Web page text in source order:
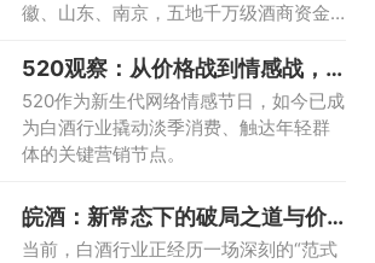
徽、山东、南京，五地千万级酒商资金
520观察：从价格战到情感战，
白酒正在重
520作为新生代网络情感节日，如今已成
为白酒行业撬动淡季消费、触达年轻群
体的关键营销节点。
皖酒：新常态下的破局之道与价
值重塑
当前，白酒行业正经历一场深刻的“范式